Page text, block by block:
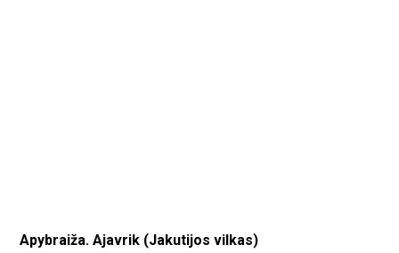
Apybraiža. Ajavrik (Jakutijos vilkas)